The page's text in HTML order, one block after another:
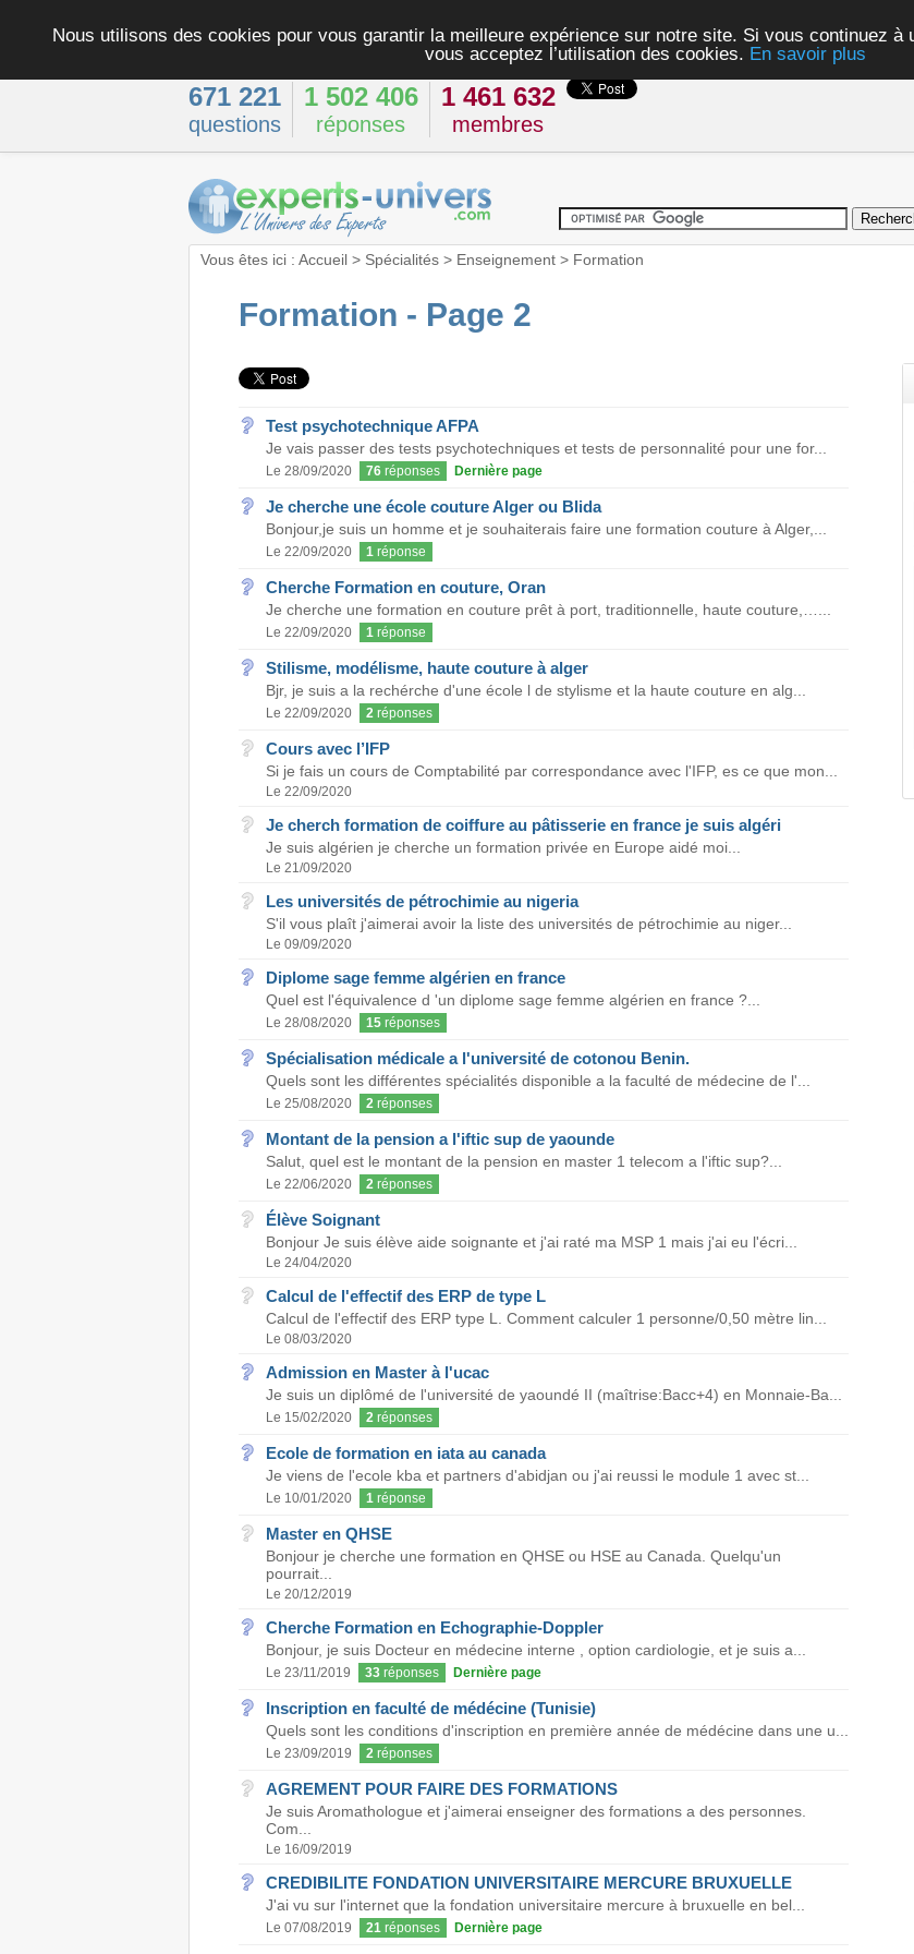
Nous utilisons des cookies pour vous garantir la meilleure expérience sur notre site. Si vous continuez à
vous acceptez l’utilisation des cookies. En savoir plus
671 221
questions
1 502 406
réponses
1 461 632
membres
Vous êtes ici : Accueil> Spécialités> Enseignement> Formation
Formation - Page 2
Test psychotechnique AFPA
Je vais passer des tests psychotechniques et tests de personnalité pour une for...
Le 28/09/2020 76réponses Dernière page
Je cherche une école couture Alger ou Blida
Bonjour,je suis un homme et je souhaiterais faire une formation couture à Alger,...
Le 22/09/2020 1réponse
Cherche Formation en couture, Oran
Je cherche une formation en couture prêt à port, traditionnelle, haute couture,…...
Le 22/09/2020 1réponse
Stilisme, modélisme, haute couture à alger
Bjr, je suis a la rechérche d'une école l de stylisme et la haute couture en alg...
Le 22/09/2020 2réponses
Cours avec l’IFP
Si je fais un cours de Comptabilité par correspondance avec l'IFP, es ce que mon...
Le 22/09/2020
Je cherch formation de coiffure au pâtisserie en france je suis algéri
Je suis algérien je cherche un formation privée en Europe aidé moi...
Le 21/09/2020
Les universités de pétrochimie au nigeria
S'il vous plaît j'aimerai avoir la liste des universités de pétrochimie au niger...
Le 09/09/2020
Diplome sage femme algérien en france
Quel est l'équivalence d 'un diplome sage femme algérien en france ?...
Le 28/08/2020 15réponses
Spécialisation médicale a l'université de cotonou Benin.
Quels sont les différentes spécialités disponible a la faculté de médecine de l'...
Le 25/08/2020 2réponses
Montant de la pension a l'iftic sup de yaounde
Salut, quel est le montant de la pension en master 1 telecom a l'iftic sup?...
Le 22/06/2020 2réponses
Élève Soignant
Bonjour Je suis élève aide soignante et j'ai raté ma MSP 1 mais j'ai eu l'écri...
Le 24/04/2020
Calcul de l'effectif des ERP de type L
Calcul de l'effectif des ERP type L. Comment calculer 1 personne/0,50 mètre lin...
Le 08/03/2020
Admission en Master à l'ucac
Je suis un diplômé de l'université de yaoundé II (maîtrise:Bacc+4) en Monnaie-Ba...
Le 15/02/2020 2réponses
Ecole de formation en iata au canada
Je viens de l'ecole kba et partners d'abidjan ou j'ai reussi le module 1 avec st...
Le 10/01/2020 1réponse
Master en QHSE
Bonjour je cherche une formation en QHSE ou HSE au Canada. Quelqu'un
pourrait...
Le 20/12/2019
Cherche Formation en Echographie-Doppler
Bonjour, je suis Docteur en médecine interne , option cardiologie, et je suis a...
Le 23/11/2019 33réponses Dernière page
Inscription en faculté de médécine (Tunisie)
Quels sont les conditions d'inscription en première année de médécine dans une u...
Le 23/09/2019 2réponses
AGREMENT POUR FAIRE DES FORMATIONS
Je suis Aromathologue et j'aimerai enseigner des formations a des personnes.
Com...
Le 16/09/2019
CREDIBILITE FONDATION UNIVERSITAIRE MERCURE BRUXUELLE
J'ai vu sur l'internet que la fondation universitaire mercure à bruxuelle en bel...
Le 07/08/2019 21réponses Dernière page